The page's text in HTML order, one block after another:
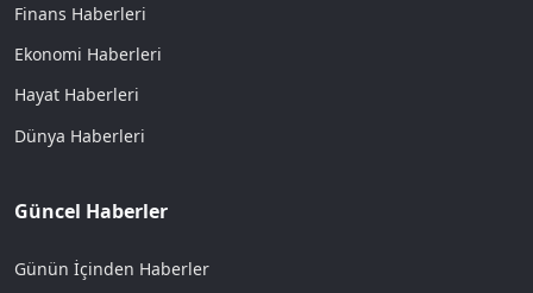
Finans Haberleri
Ekonomi Haberleri
Hayat Haberleri
Dünya Haberleri
Güncel Haberler
Günün İçinden Haberler